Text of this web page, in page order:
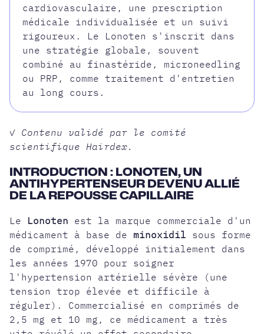
cardiovasculaire, une prescription
médicale individualisée et un suivi
rigoureux. Le Lonoten s'inscrit dans
une stratégie globale, souvent
combiné au finastéride, microneedling
ou PRP, comme traitement d'entretien
au long cours.
✓ Contenu validé par le comité
scientifique Hairdex.
INTRODUCTION : LONOTEN, UN
ANTIHYPERTENSEUR DEVENU ALLIÉ
DE LA REPOUSSE CAPILLAIRE
Le Lonoten est la marque commerciale d'un
médicament à base de minoxidil sous forme
de comprimé, développé initialement dans
les années 1970 pour soigner
l'hypertension artérielle sévère (une
tension trop élevée et difficile à
réguler). Commercialisé en comprimés de
2,5 mg et 10 mg , ce médicament a très